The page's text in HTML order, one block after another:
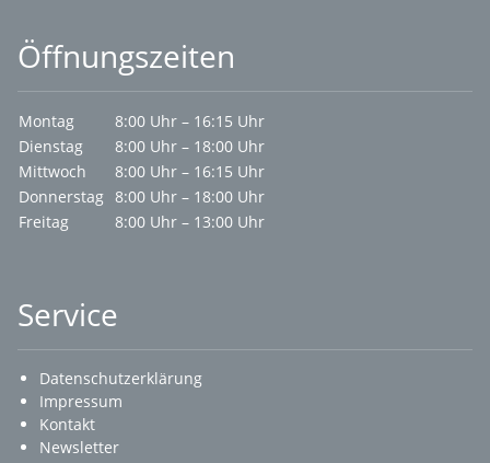
Öffnungszeiten
Montag
8:00 Uhr – 16:15 Uhr
Dienstag
8:00 Uhr – 18:00 Uhr
Mittwoch
8:00 Uhr – 16:15 Uhr
Donnerstag 8:00 Uhr – 18:00 Uhr
Freitag
8:00 Uhr – 13:00 Uhr
Service
Datenschutzerklärung
Impressum
Kontakt
Newsletter